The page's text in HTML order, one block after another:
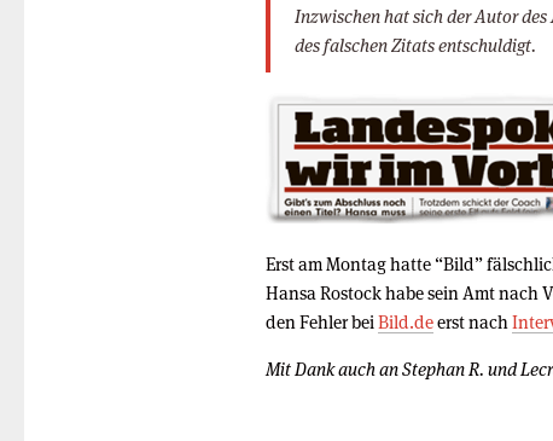
Inzwischen hat sich der Autor
des falschen Zitats entschuldigt.
Erst am Montag hatte “Bild”
Hansa Rostock habe sein Amt nach
den Fehler bei Bild.deerst nach
Mit Dank auch an Stephan R. und